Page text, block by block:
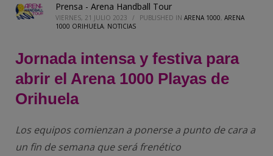
Prensa - Arena Handball Tour
VIERNES, 21 JULIO 2023 / PUBLISHED IN ARENA 1000, ARENA
1000 ORIHUELA, NOTICIAS
Jornada intensa y festiva para
abrir el Arena 1000 Playas de
Orihuela
Los equipos comienzan a ponerse a punto de cara a
un fin de semana que será frenético